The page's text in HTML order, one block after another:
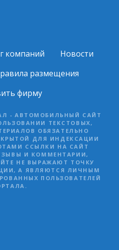
компаний
Новости
размещения
фирму
- АВТОМОБИЛЬНЫЙ САЙТ
ТЕКСТОВЫХ,
ОБЯЗАТЕЛЬНО
ДЛЯ ИНДЕКСАЦИИ
ССЫЛКИ НА САЙТ
И КОММЕНТАРИИ,
НЕ ВЫРАЖАЮТ ТОЧКУ
А ЯВЛЯЮТСЯ ЛИЧНЫМ
ПОЛЬЗОВАТЕЛЕЙ